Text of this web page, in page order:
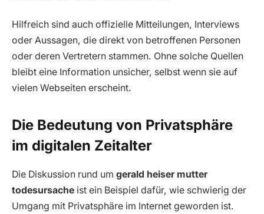
Hilfreich sind auch offizielle Mitteilungen, Interviews
oder Aussagen, die direkt von betroffenen Personen
oder deren Vertretern stammen. Ohne solche Quellen
bleibt eine Information unsicher, selbst wenn sie auf
vielen Webseiten erscheint.
Die Bedeutung von Privatsphäre
im digitalen Zeitalter
Die Diskussion rund um gerald heiser mutter
todesursache ist ein Beispiel dafür, wie schwierig der
Umgang mit Privatsphäre im Internet geworden ist.